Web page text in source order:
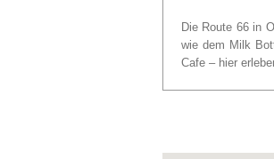
Die Route 66 in
wie dem Milk
Cafe – hier